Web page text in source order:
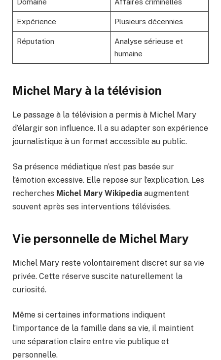
Domaine Affaires criminelles
Expérience Plusieurs décennies
Réputation
Analyse sérieuse et
humaine
Michel Mary à la télévision
Le passage à la télévision a permis à Michel Mary
d’élargir son influence. Il a su adapter son expérience
journalistique à un format accessible au public.
Sa présence médiatique n’est pas basée sur
l’émotion excessive. Elle repose sur l’explication. Les
recherches Michel Mary Wikipedia augmentent
souvent après ses interventions télévisées.
Vie personnelle de Michel Mary
Michel Mary reste volontairement discret sur sa vie
privée. Cette réserve suscite naturellement la
curiosité.
Même si certaines informations indiquent
l’importance de la famille dans sa vie, il maintient
une séparation claire entre vie publique et
personnelle.